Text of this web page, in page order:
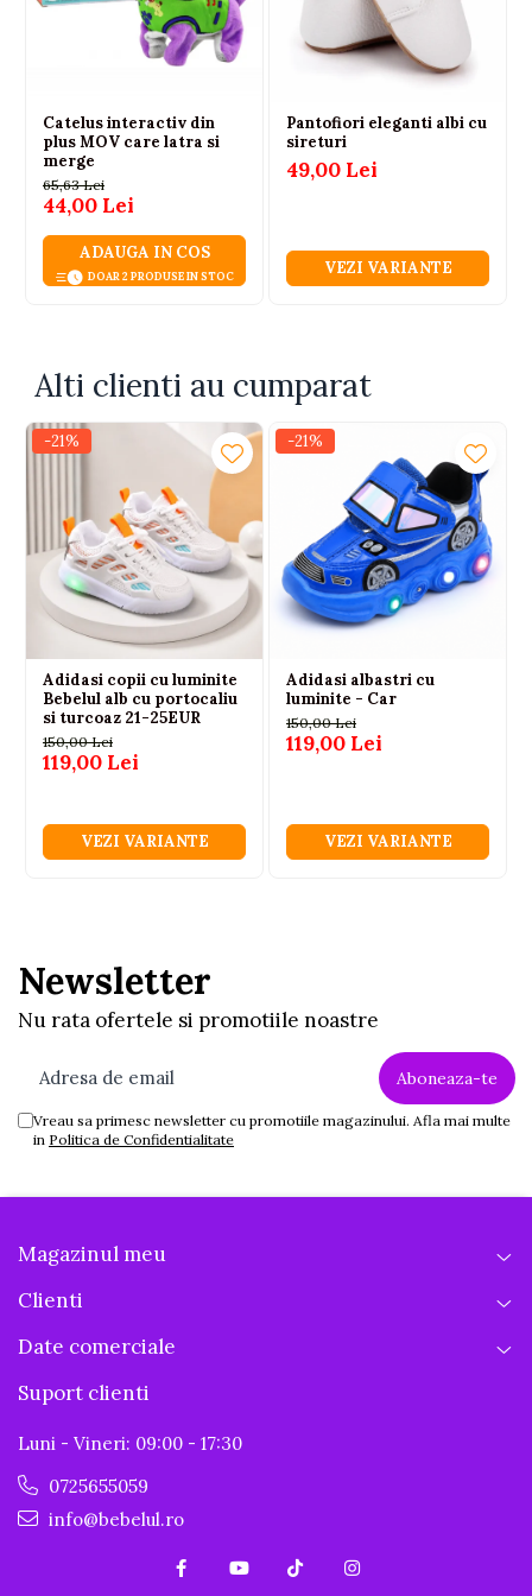
Catelus interactiv din
plus MOV care latra si
merge
65,63 Lei
44,00 Lei
ADAUGA IN COS
DOAR 2 PRODUSE IN STOC
Pantofiori eleganti albi cu
sireturi
49,00 Lei
VEZI VARIANTE
Alti clienti au cumparat
-21%
Adidasi copii cu luminite
Bebelul alb cu portocaliu
si turcoaz 21-25EUR
150,00 Lei
119,00 Lei
VEZI VARIANTE
-21%
Adidasi albastri cu
luminite - Car
150,00 Lei
119,00 Lei
VEZI VARIANTE
Newsletter
Nu rata ofertele si promotiile noastre
Vreau sa primesc newsletter cu promotiile magazinului. Afla mai multe
in Politica de Confidentialitate
Magazinul meu
Clienti
Date comerciale
Suport clienti
Luni - Vineri: 09:00 - 17:30
0725655059
info@bebelul.ro